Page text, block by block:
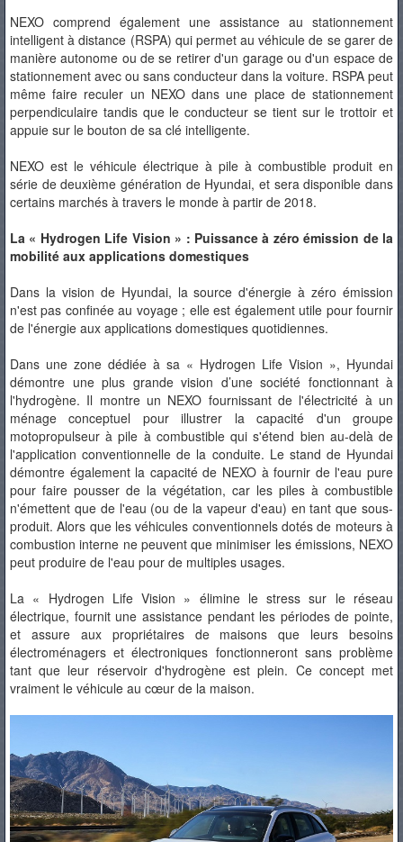
NEXO comprend également une assistance au stationnement
intelligent à distance (RSPA) qui permet au véhicule de se garer de
manière autonome ou de se retirer d'un garage ou d'un espace de
stationnement avec ou sans conducteur dans la voiture. RSPA peut
même faire reculer un NEXO dans une place de stationnement
perpendiculaire tandis que le conducteur se tient sur le trottoir et
appuie sur le bouton de sa clé intelligente.
NEXO est le véhicule électrique à pile à combustible produit en
série de deuxième génération de Hyundai, et sera disponible dans
certains marchés à travers le monde à partir de 2018.
La « Hydrogen Life Vision » : Puissance à zéro émission de la
mobilité aux applications domestiques
Dans la vision de Hyundai, la source d'énergie à zéro émission
n'est pas confinée au voyage ; elle est également utile pour fournir
de l'énergie aux applications domestiques quotidiennes.
Dans une zone dédiée à sa « Hydrogen Life Vision », Hyundai
démontre une plus grande vision d’une société fonctionnant à
l'hydrogène. Il montre un NEXO fournissant de l'électricité à un
ménage conceptuel pour illustrer la capacité d'un groupe
motopropulseur à pile à combustible qui s'étend bien au-delà de
l'application conventionnelle de la conduite. Le stand de Hyundai
démontre également la capacité de NEXO à fournir de l'eau pure
pour faire pousser de la végétation, car les piles à combustible
n'émettent que de l'eau (ou de la vapeur d'eau) en tant que sous-
produit. Alors que les véhicules conventionnels dotés de moteurs à
combustion interne ne peuvent que minimiser les émissions, NEXO
peut produire de l'eau pour de multiples usages.
La « Hydrogen Life Vision » élimine le stress sur le réseau
électrique, fournit une assistance pendant les périodes de pointe,
et assure aux propriétaires de maisons que leurs besoins
électroménagers et électroniques fonctionneront sans problème
tant que leur réservoir d'hydrogène est plein. Ce concept met
vraiment le véhicule au cœur de la maison.